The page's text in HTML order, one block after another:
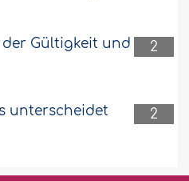
2
Gültigkeit und
2
unterscheidet